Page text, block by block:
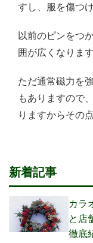
すし、服を傷つ
以前のピンをつ
囲が広くなります
ただ通常磁力を
もありますので
りますからその
新着記事
カラ
と店
徹底